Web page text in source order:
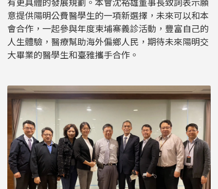
有更具體的發展規劃。本會沈裕雄董事長致詞表示願
意提供陽明公費醫學生的一項新選擇，未來可以和本
會合作，一起參與年度柬埔寨義診活動，豐富自己的
人生體驗，醫療幫助海外偏鄉人民，期待未來陽明交
大畢業的醫學生和臺雅攜手合作。